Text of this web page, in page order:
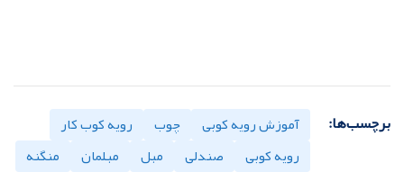
برچسب‌ها: آموزش رویه کوبی چوب
رویه کوب کار
رویه کوبی
صندلی مبل مبلمان
منگنه